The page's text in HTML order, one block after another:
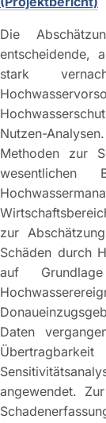
Die
entscheidende,
stark
Nutzen-
Methoden zur
wesentlichen
zur
Schäden durch
auf
Daten
angewendet.